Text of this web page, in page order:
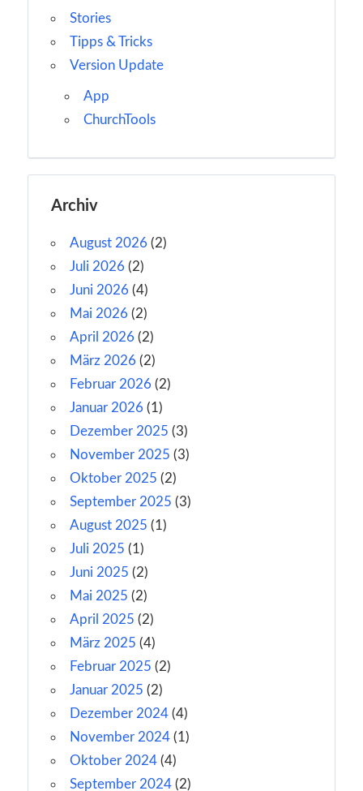
Stories
Tipps & Tricks
Version Update
App
ChurchTools
Archiv
August 2026 (2)
Juli 2026 (2)
Juni 2026 (4)
Mai 2026 (2)
April 2026 (2)
März 2026 (2)
Februar 2026 (2)
Januar 2026 (1)
Dezember 2025 (3)
November 2025 (3)
Oktober 2025 (2)
September 2025 (3)
August 2025 (1)
Juli 2025 (1)
Juni 2025 (2)
Mai 2025 (2)
April 2025 (2)
März 2025 (4)
Februar 2025 (2)
Januar 2025 (2)
Dezember 2024 (4)
November 2024 (1)
Oktober 2024 (4)
September 2024 (2)